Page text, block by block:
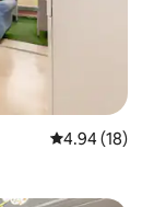
レビュー18
4.94 (18)